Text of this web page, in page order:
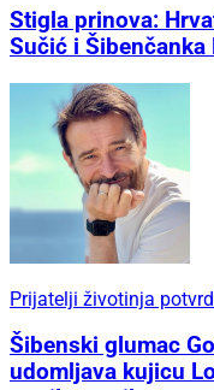
Stigla prinova:
Sučić i
Prijatelji životinja
Šibenski glumac
udomljava kujicu